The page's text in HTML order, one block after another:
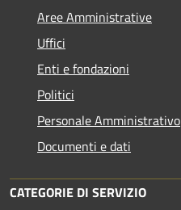
Aree Amministrative
Uffici
Enti e fondazioni
Politici
Personale Amministrativo
Documenti e dati
CATEGORIE DI SERVIZIO